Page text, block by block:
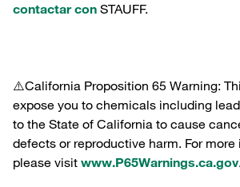
contactar con STAUFF.
⚠️California Proposition 65 Warning:
expose you to chemicals including
to the State of California to cause
defects or reproductive harm. For
please visit www.P65Warnings.ca.gov